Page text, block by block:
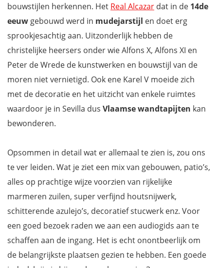
bouwstijlen herkennen. Het Real Alcazar dat in de 14de
eeuw gebouwd werd in mudejarstijl en doet erg
sprookjesachtig aan. Uitzonderlijk hebben de
christelijke heersers onder wie Alfons X, Alfons XI en
Peter de Wrede de kunstwerken en bouwstijl van de
moren niet vernietigd. Ook ene Karel V moeide zich
met de decoratie en het uitzicht van enkele ruimtes
waardoor je in Sevilla dus Vlaamse wandtapijten kan
bewonderen.
Opsommen in detail wat er allemaal te zien is, zou ons
te ver leiden. Wat je ziet een mix van gebouwen, patio’s,
alles op prachtige wijze voorzien van rijkelijke
marmeren zuilen, super verfijnd houtsnijwerk,
schitterende azulejo’s, decoratief stucwerk enz. Voor
een goed bezoek raden we aan een audiogids aan te
schaffen aan de ingang. Het is echt onontbeerlijk om
de belangrijkste plaatsen gezien te hebben. Een goede